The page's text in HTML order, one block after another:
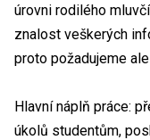
úrovni rodilého
znalost veškerých
proto požadujeme
Hlavní náplň práce:
úkolů studentům,